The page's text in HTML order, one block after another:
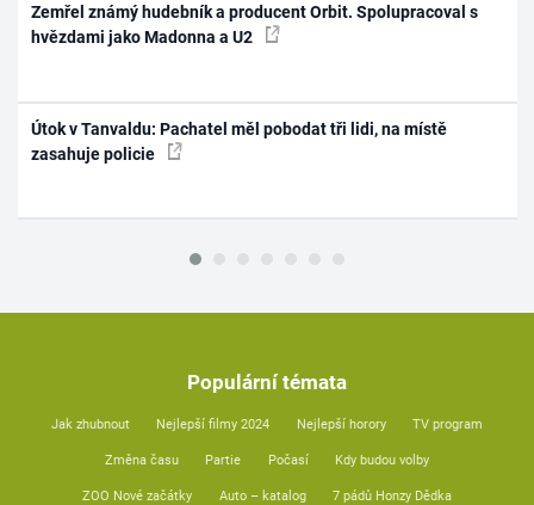
Zemřel známý hudebník a producent Orbit. Spolupracoval s
hvězdami jako Madonna a U2
Útok v Tanvaldu: Pachatel měl pobodat tři lidi, na místě
zasahuje policie
Populární témata
Jak zhubnout Nejlepší filmy 2024 Nejlepší horory TV program
Změna času Partie Počasí Kdy budou volby
ZOO Nové začátky Auto – katalog 7 pádů Honzy Dědka